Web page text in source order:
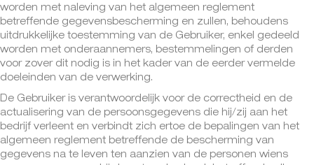
worden met naleving van het algemeen reglement
betreffende gegevensbescherming en zullen, behoudens
uitdrukkelijke toestemming van de Gebruiker, enkel gedeeld
worden met onderaannemers, bestemmelingen of derden
voor zover dit nodig is in het kader van de eerder vermelde
doeleinden van de verwerking.
De Gebruiker is verantwoordelijk voor de correctheid en de
actualisering van de persoonsgegevens die hij/zij aan het
bedrijf verleent en verbindt zich ertoe de bepalingen van het
algemeen reglement betreffende de bescherming van
gegevens na te leven ten aanzien van de personen wiens